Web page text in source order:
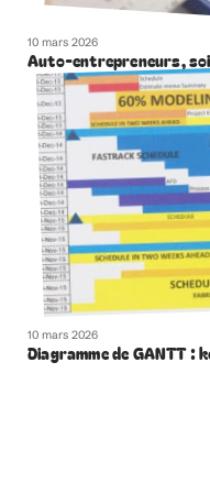
10 mars 2026
Auto-entrepreneurs,
10 mars 2026
Diagramme de GANTT :